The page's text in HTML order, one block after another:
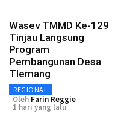
Wasev TMMD Ke-129
Tinjau Langsung
Program
Pembangunan Desa
Tlemang
REGIONAL
Oleh Farin Reggie
1 hari yang lalu